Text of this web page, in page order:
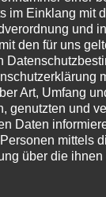
im Einklang mit
und in
den für uns
Art, Umfang
genutzten und
Daten
mittels
über die